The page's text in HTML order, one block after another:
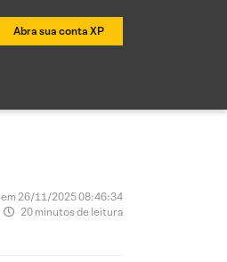
Abra sua conta XP
26/11/2025 08:46:34
20 minutos de leitura